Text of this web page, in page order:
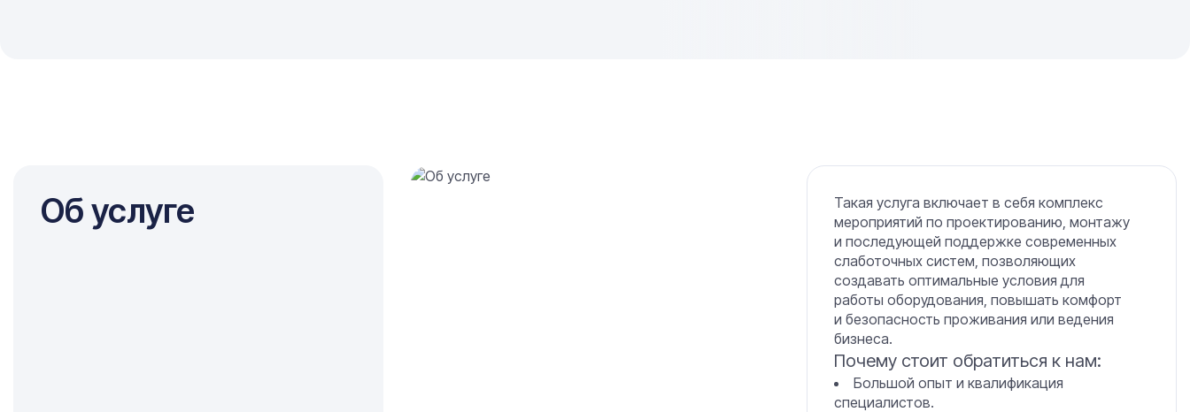
Об услуге
Такая услуга включает в себя комплекс
мероприятий по проектированию, монтажу
и последующей поддержке современных
слаботочных систем, позволяющих
создавать оптимальные условия для
работы оборудования, повышать комфорт
и безопасность проживания или ведения
бизнеса.
Почему стоит обратиться к нам:
Большой опыт и квалификация
специалистов.